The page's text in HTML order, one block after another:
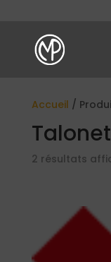
Accueil /
2 résultats